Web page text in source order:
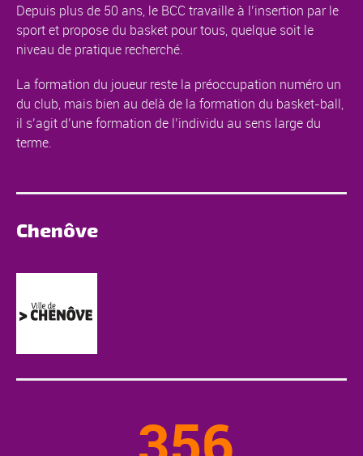
Depuis plus de 50 ans, le BCC travaille à l’insertion par le
sport et propose du basket pour tous, quelque soit le
niveau de pratique recherché.
La formation du joueur reste la préoccupation numéro un
du club, mais bien au delà de la formation du basket-ball,
il s’agit d’une formation de l’individu au sens large du
terme.
Chenôve